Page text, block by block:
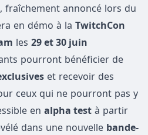
, fraîchement annoncé lors du
en démo à la TwitchCon
les 29 et 30 juin
pourront bénéficier de
et recevoir des
ceux qui ne pourront pas y
en alpha test à partir
dans une nouvelle bande-